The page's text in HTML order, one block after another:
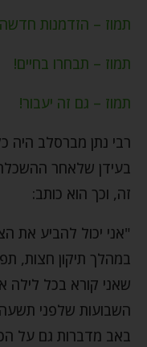
תמוז – הזדמנות חדשה
תמוז – תבחרו בחיים!
תמוז – גם זה יעבור!
רבי נתן מברסלב היה
בעידן שלאחר
זה, וכך הוא כותב:
"אני יכול להביע את
במהלך תיקון חצות,
שאני קורא בכל לילה
השבועות שלפני
באב מדברות גם על